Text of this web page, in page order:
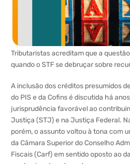
Tributaristas acreditam que a
quando o STF se debruçar sobre
A inclusão dos créditos presumidos
do PIS e da Cofins é discutida há
jurisprudência favorável ao
Justiça (STJ) e na Justiça Federal.
porém, o assunto voltou à tona com
da Câmara Superior do Conselho
Fiscais (Carf) em sentido oposto ao